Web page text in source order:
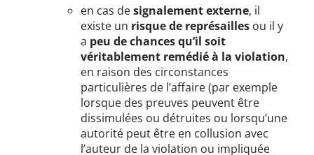
en cas designalement externe, il
existe un risque de représailles ou il y
a peu de chances qu’il soit
véritablement remédié à la violation,
en raison des circonstances
particulières de l’affaire (par exemple
lorsque des preuves peuvent être
dissimulées ou détruites ou lorsqu’une
autorité peut être en collusion avec
l’auteur de la violation ou impliquée